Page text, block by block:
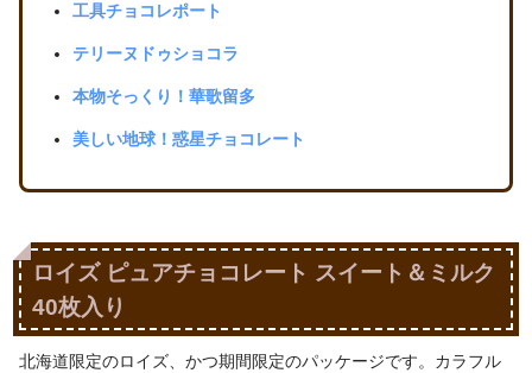
工具チョコレポート
テリーヌドゥショコラ
本物そっくり！華歌留多
美しい地球！惑星チョコレート
ロイズ ピュアチョコレート スイート＆ミルク
40枚入り
北海道限定のロイズ、かつ期間限定のパッケージです。カラフル